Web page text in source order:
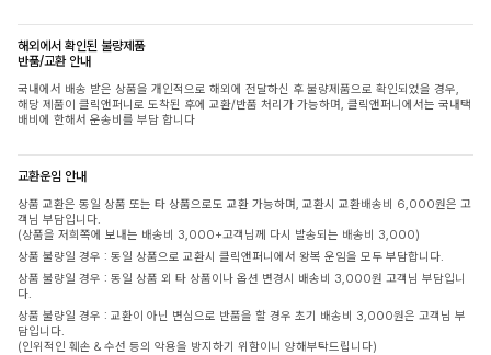
해외에서 확인된 불량제품
반품/교환 안내
국내에서 배송 받은 상품을 개인적으로 해외에 전달하신 후 불량제품으로 확인되었을 경우,
해당 제품이 클릭앤퍼니로 도착된 후에 교환/반품 처리가 가능하며, 클릭앤퍼니에서는 국내택
배비에 한해서 운송비를 부담 합니다
교환운임 안내
상품 교환은 동일 상품 또는 타 상품으로도 교환 가능하며, 교환시 교환배송비 6,000원은 고
객님 부담입니다.
(상품을 저희쪽에 보내는 배송비 3,000+고객님께 다시 발송되는 배송비 3,000)
상품 불량일 경우 : 동일 상품으로 교환시 클릭앤퍼니에서 왕복 운임을 모두 부담합니다.
상품 불량일 경우 : 동일 상품 외 타 상품이나 옵션 변경시 배송비 3,000원 고객님 부담입니
다.
상품 불량일 경우 : 교환이 아닌 변심으로 반품을 할 경우 초기 배송비 3,000원은 고객님 부
담입니다.
(인위적인 훼손 & 수선 등의 악용을 방지하기 위함이니 양해부탁드립니다)